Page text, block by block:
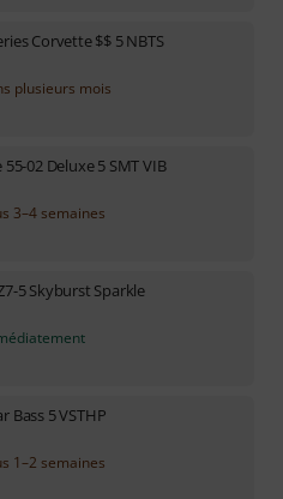
Corvette $$ 5 NBTS
plusieurs mois
55-02 Deluxe 5 SMT VIB
3–4 semaines
5 Skyburst Sparkle
Bass 5 VSTHP
1–2 semaines